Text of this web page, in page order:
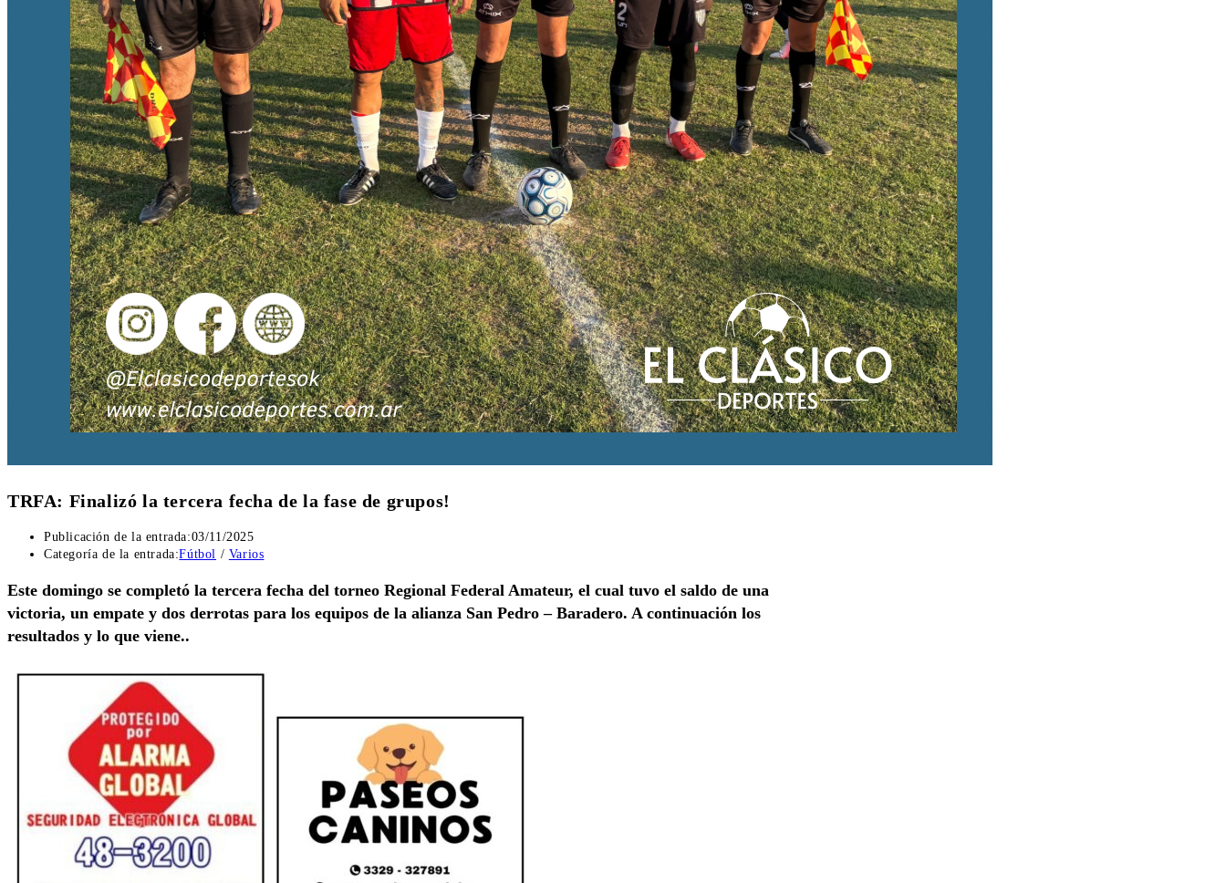
TRFA: Finalizó la tercera fecha de la fase de grupos!
Publicación de la entrada:03/11/2025
Categoría de la entrada:Fútbol / Varios
Este domingo se completó la tercera fecha del torneo Regional Federal Amateur, el cual tuvo el saldo de una
victoria, un empate y dos derrotas para los equipos de la alianza San Pedro – Baradero. A continuación los
resultados y lo que viene..